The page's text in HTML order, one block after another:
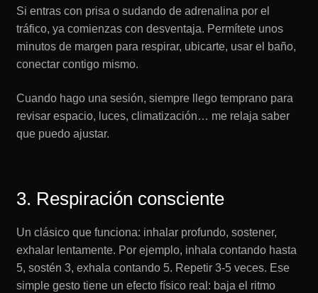
Si entras con prisa o sudando de adrenalina por el
tráfico, ya comienzas con desventaja. Permítete unos
minutos de margen para respirar, ubicarte, usar el baño,
conectar contigo mismo.
Cuando hago una sesión, siempre llego temprano para
revisar espacio, luces, climatización… me relaja saber
que puedo ajustar.
3. Respiración consciente
Un clásico que funciona: inhalar profundo, sostener,
exhalar lentamente. Por ejemplo, inhala contando hasta
5, sostén 3, exhala contando 5. Repetir 3-5 veces. Ese
simple gesto tiene un efecto físico real: baja el ritmo